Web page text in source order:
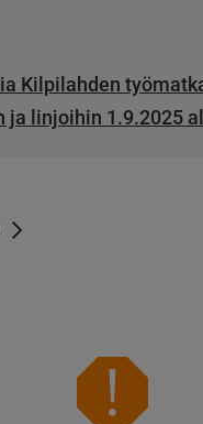
Kilpilahden
ja linjoihin 1.9.2025